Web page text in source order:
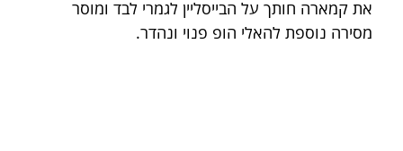
את קמארה חותך על הבייסליין לגמרי לבד ומוסר
מסירה נוספת להאלי הופ פנוי ונהדר.